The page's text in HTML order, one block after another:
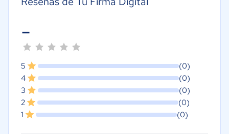
-
5
(0)
4
(0)
3
(0)
2
(0)
1
(0)